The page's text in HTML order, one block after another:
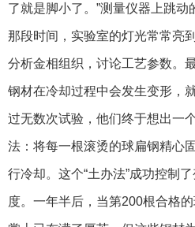
了就是脚小了。”测量仪器上跳动
那段时间，实验室的灯光常常亮
分析金相组织，讨论工艺参数
钢材在冷却过程中会发生变形，
过无数次试验，他们终于想出一
法：将每一根滚烫的球扁钢精心
行冷却。这个“土办法”成功控制
度。一年半后，当第200根合格